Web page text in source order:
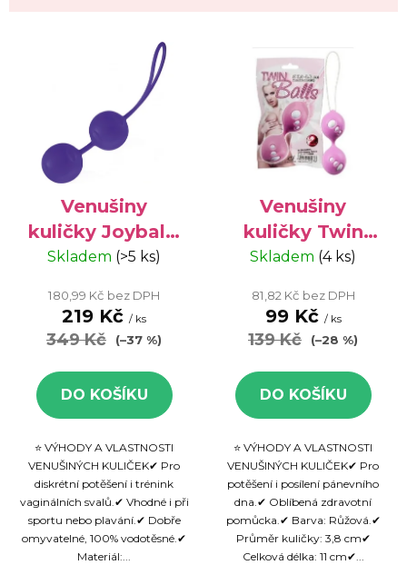
Venušiny
kuličky Joyballs
Violet -
pomůcka, 1 ks
Skladem (>5 ks)
180,99 Kč bez DPH
219 Kč / ks
349 Kč (–37 %)
DO KOŠÍKU
⭐ VÝHODY A VLASTNOSTI
VENUŠINÝCH KULIČEK✔ Pro
diskrétní potěšení i trénink
vaginálních svalů.✔ Vhodné i při
sportu nebo plavání.✔ Dobře
omyvatelné, 100% vodotěsné.✔
Materiál:...
Venušiny
kuličky Twin
Balls - zdravotní
růžová
Skladem (4 ks)
81,82 Kč bez DPH
99 Kč / ks
139 Kč (–28 %)
DO KOŠÍKU
⭐ VÝHODY A VLASTNOSTI
VENUŠINÝCH KULIČEK✔ Pro
potěšení i posílení pánevního
dna.✔ Oblíbená zdravotní
pomůcka.✔ Barva: Růžová.✔
Průměr kuličky: 3,8 cm✔
Celková délka: 11 cm✔...